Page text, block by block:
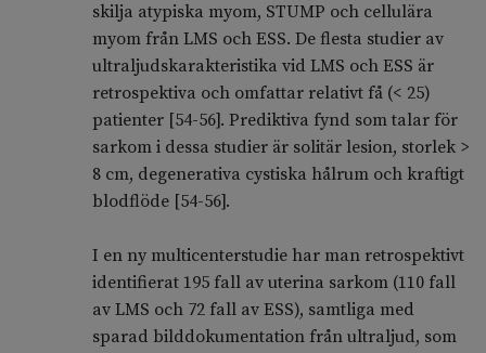
skilja atypiska myom, STUMP och cellulära
myom från LMS och ESS. De flesta studier av
ultraljudskarakteristika vid LMS och ESS är
retrospektiva och omfattar relativt få (< 25)
patienter [54-56]. Prediktiva fynd som talar för
sarkom i dessa studier är solitär lesion, storlek >
8 cm, degenerativa cystiska hålrum och kraftigt
blodflöde [54-56].
I en ny multicenterstudie har man retrospektivt
identifierat 195 fall av uterina sarkom (110 fall
av LMS och 72 fall av ESS), samtliga med
sparad bilddokumentation från ultraljud, som